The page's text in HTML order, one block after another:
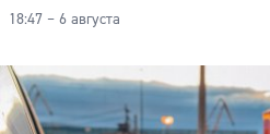
18:47 – 6 августа